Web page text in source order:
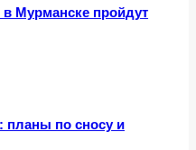
Мурманске пройдут
планы по сносу и